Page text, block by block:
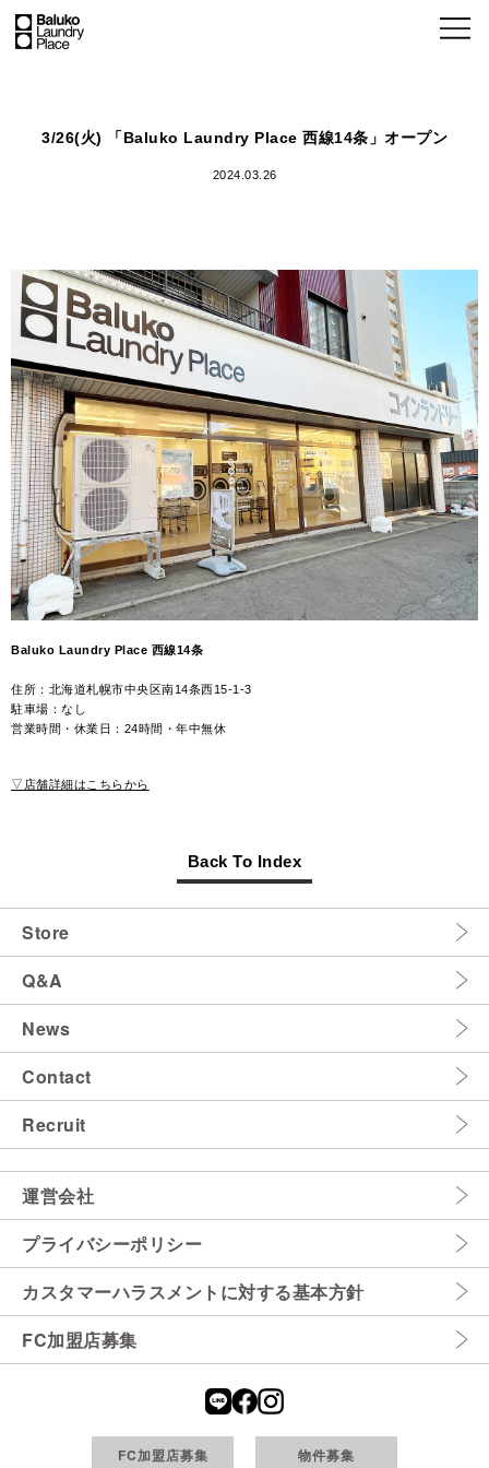
3/26(火) 「Baluko Laundry Place 西線14条」オープン
2024.03.26
Baluko Laundry Place 西線14条
住所：北海道札幌市中央区南14条西15-1-3
駐車場：なし
営業時間・休業日：24時間・年中無休
▽店舗詳細はこちらから
Back To Index
Store
Q&A
News
Contact
Recruit
運営会社
プライバシーポリシー
カスタマーハラスメントに対する基本方針
FC加盟店募集
FC加盟店募集 物件募集